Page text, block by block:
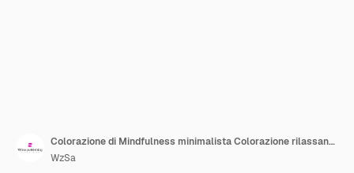
Colorazione di Mindfulness minimalista Colorazione rilassante con paesaggio di animali del cielo e altri
WzSa